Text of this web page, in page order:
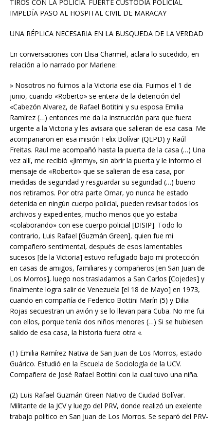
TIROS CON LA POLICÍA. FUERTE CUSTODIA POLICIAL
IMPEDÍA PASO AL HOSPITAL CIVIL DE MARACAY
UNA RÉPLICA NECESARIA EN LA BUSQUEDA DE LA VERDAD
En conversaciones con Elisa Charmel, aclara lo sucedido, en
relación a lo narrado por Marlene:
» Nosotros no fuimos a la Victoria ese día. Fuimos el 1 de
junio, cuando «Roberto» se entera de la detención del
«Cabezón Alvarez, de Rafael Botitini y su esposa Emilia
Ramírez (…) entonces me da la instrucción para que fuera
urgente a la Victoria y les avisara que salieran de esa casa. Me
acompañaron en esa misión Felix Bolívar (QEPD) y Raúl
Freitas. Raul me acompañó hasta la puerta de la casa (…) Una
vez allí, me recibió «Jimmy», sin abrir la puerta y le informo el
mensaje de «Roberto» que se salieran de esa casa, por
medidas de seguridad y resguardar su seguridad (…) bueno
nos retiramos. Por otra parte Omar, yo nunca he estado
detenida en ningún cuerpo policial, pueden revisar todos los
archivos y expedientes, mucho menos que yo estaba
«colaborando» con ese cuerpo policial [DISIP]. Todo lo
contrario, Luis Rafael [Guzmán Green], quien fue mi
compañero sentimental, después de esos lamentables
sucesos [de la Victoria] estuvo refugiado bajo mi protección
en casas de amigos, familiares y compañeros [en San Juan de
Los Morros], luego nos trasladamos a San Carlos [Cojedes] y
finalmente logra salir de Venezuela [el 18 de Mayo] en 1973,
cuando en compañía de Federico Bottini Marín (5) y Dilia
Rojas secuestran un avión y se lo llevan para Cuba. No me fui
con ellos, porque tenía dos niños menores (…) Si se hubiesen
salido de esa casa, la historia fuera otra «.
(1) Emilia Ramírez Nativa de San Juan de Los Morros, estado
Guárico. Estudió en la Escuela de Sociología de la UCV.
Compañera de José Rafael Bottini con la cual tuvo una niña.
(2) Luis Rafael Guzmán Green Nativo de Ciudad Bolívar.
Militante de la JCV y luego del PRV, donde realizó un exelente
trabajo politico en San Juan de Los Morros. Se separó del PRV-